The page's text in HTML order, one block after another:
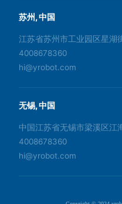
苏州, 中国
江苏省苏州市工业园区星湖
4008678360
hi@yrobot.com
无锡, 中国
中国江苏省无锡市梁溪区江
4008678360
hi@yrobot.com